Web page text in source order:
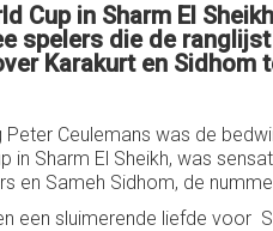
Cup in Sharm El
spelers die de
Karakurt en Sidhom
Peter Ceulemans was de
in Sharm El Sheikh, was
en Sameh Sidhom, de
een sluimerende liefde voor